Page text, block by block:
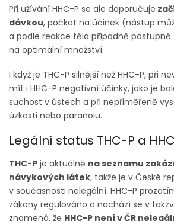
Při užívání HHC-P se ale doporučuje
dávkou, počkat na účinek (nástup
a podle reakce těla případně postupně
na optimální množství.
I když je THC-P silnější než HHC-P, při
mít i HHC-P negativní účinky, jako je
suchost v ústech a při nepřiměřeně
úzkosti nebo paranoiu.
Legální status THC-P a
THC-P je aktuálně na seznamu
návykových látek, takže je v České
v současnosti nelegální. HHC-P
zákony regulováno a nachází se v
znamená, že HHC-P není v ČR